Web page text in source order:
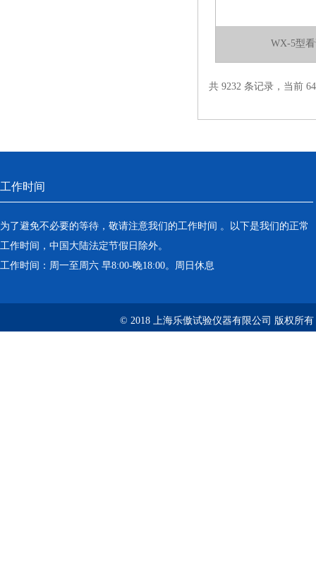
WX-5型
共 9232 条记录，当前
工作时间
为了避免不必要的等待，敬请注意我们的工作时间 。以下是我们的正常
工作时间，中国大陆法定节假日除外。
工作时间：周一至周六 早8:00-晚18:00。周日休息
© 2018 上海乐傲试验仪器有限公司 版权所